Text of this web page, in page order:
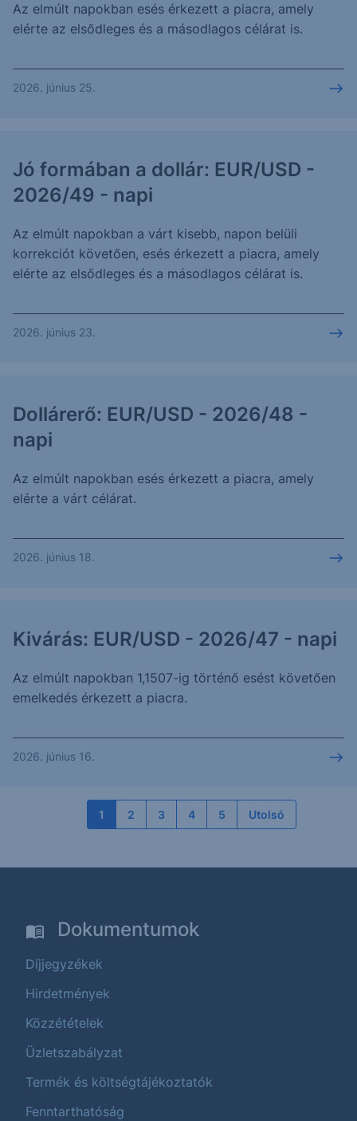
Az elmúlt napokban esés érkezett a piacra, amely
elérte az elsődleges és a másodlagos célárat is.
2026. június 25.
Jó formában a dollár: EUR/USD -
2026/49 - napi
Az elmúlt napokban a várt kisebb, napon belüli
korrekciót követően, esés érkezett a piacra, amely
elérte az elsődleges és a másodlagos célárat is.
2026. június 23.
Dollárerő: EUR/USD - 2026/48 -
napi
Az elmúlt napokban esés érkezett a piacra, amely
elérte a várt célárat.
2026. június 18.
Kivárás: EUR/USD - 2026/47 - napi
Az elmúlt napokban 1,1507-ig történő esést követően
emelkedés érkezett a piacra.
2026. június 16.
1 2 3 4 5 Utolsó
Dokumentumok
Díjjegyzékek
Hirdetmények
Közzétételek
Üzletszabályzat
Termék és költségtájékoztatók
Fenntarthatóság